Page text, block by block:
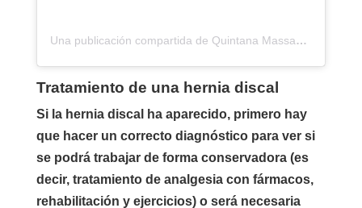
Una publicación compartida de Quintana Massages (@quintanamassages)
Tratamiento de una hernia discal
Si la hernia discal ha aparecido, primero hay
que hacer un correcto diagnóstico para ver si
se podrá trabajar de forma conservadora (es
decir, tratamiento de analgesia con fármacos,
rehabilitación y ejercicios) o será necesaria